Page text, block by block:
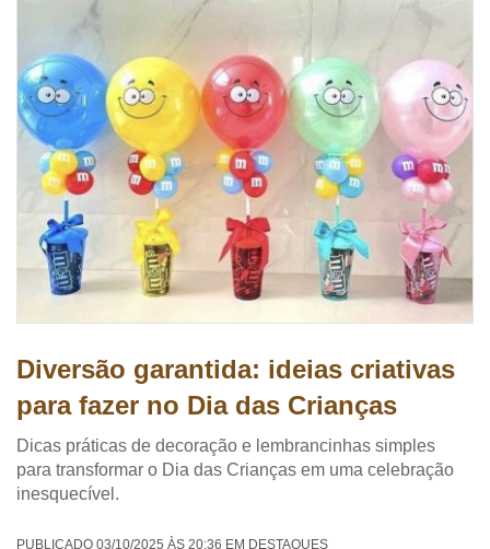
Diversão garantida: ideias criativas
para fazer no Dia das Crianças
Dicas práticas de decoração e lembrancinhas simples
para transformar o Dia das Crianças em uma celebração
inesquecível.
PUBLICADO 03/10/2025 ÀS 20:36 EM DESTAQUES